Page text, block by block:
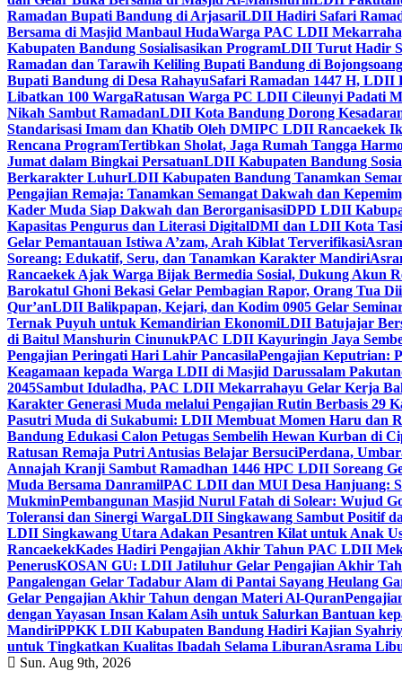
Ramadan Bupati Bandung di ArjasariLDII Hadiri Safari
Bersama di Masjid Manbaul HudaWarga PAC LDII
Kabupaten Bandung Sosialisasikan ProgramLDII Turut Hadir
Ramadan dan Tarawih Keliling Bupati Bandung di Bojongsoang
Bupati Bandung di Desa RahayuSafari Ramadan 1447 H, LDII
Libatkan 100 WargaRatusan Warga PC LDII Cileunyi Padati
Nikah Sambut RamadanLDII Kota Bandung Dorong
Standarisasi Imam dan Khatib Oleh DMIPC LDII Rancaekek
Rencana ProgramTertibkan Sholat, Jaga Rumah Tangga
Jumat dalam Bingkai PersatuanLDII Kabupaten Bandung
Berkarakter LuhurLDII Kabupaten Bandung Tanamkan
Pengajian Remaja: Tanamkan Semangat Dakwah dan
Kader Muda Siap Dakwah dan BerorganisasiDPD LDII
Kapasitas Pengurus dan Literasi DigitalDMI dan LDII Kota
Gelar Pemantauan Istiwa A’zam, Arah Kiblat Terverifikasi
Soreang: Edukatif, Seru, dan Tanamkan Karakter Mandiri
Rancaekek Ajak Warga Bijak Bermedia Sosial, Dukung Akun
Barokatul Ghoni Bekasi Gelar Pembagian Rapor, Orang Tua
Qur’anLDII Balikpapan, Kejari, dan Kodim 0905 Gelar
Ternak Puyuh untuk Kemandirian EkonomiLDII Batujajar
di Baitul Manshurin CinunukPAC LDII Kayuringin Jaya
Pengajian Peringati Hari Lahir PancasilaPengajian Keputrian:
Keagamaan kepada Warga LDII di Masjid Darussalam
2045Sambut Iduladha, PAC LDII Mekarrahayu Gelar Kerja
Karakter Generasi Muda melalui Pengajian Rutin Berbasis 29
Pasutri Muda di Sukabumi: LDII Membuat Momen Haru dan
Bandung Edukasi Calon Petugas Sembelih Hewan Kurban di
Ratusan Remaja Putri Antusias Belajar BersuciPerdana,
Annajah Kranji Sambut Ramadhan 1446 HPC LDII Soreang
Muda Bersama DanramilPAC LDII dan MUI Desa Hanjuang:
MukminPembangunan Masjid Nurul Fatah di Solear: Wujud
Toleransi dan Sinergi WargaLDII Singkawang Sambut Positif
LDII Singkawang Utara Adakan Pesantren Kilat untuk Anak
RancaekekKades Hadiri Pengajian Akhir Tahun PAC LDII
PenerusKOSAN GU: LDII Jatiluhur Gelar Pengajian Akhir
Pangalengan Gelar Tadabur Alam di Pantai Sayang Heulang
Gelar Pengajian Akhir Tahun dengan Materi Al-Quran
dengan Yayasan Insan Kalam Asih untuk Salurkan Bantuan
MandiriPPKK LDII Kabupaten Bandung Hadiri Kajian
untuk Tingkatkan Kualitas Ibadah Selama LiburanAsrama
Sun. Aug 9th, 2026